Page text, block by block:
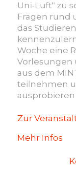
Uni-Luft" zu
Fragen rund
das
Woche eine
Vorlesungen
aus dem
teilnehmen
Zur
Mehr Infos